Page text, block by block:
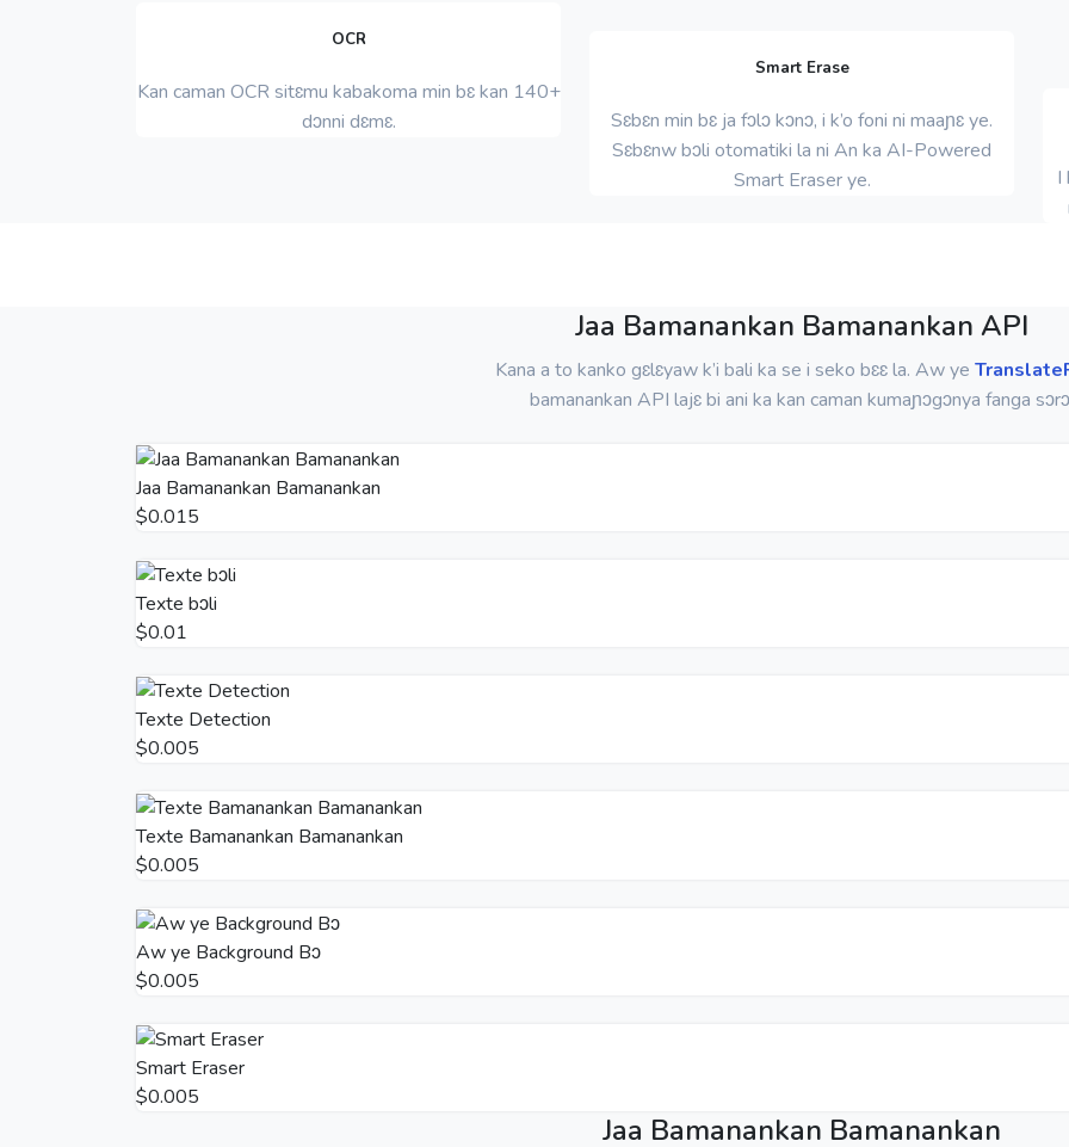
OCR
Kan caman OCR sitɛmu kabakoma min bɛ kan 140+
dɔnni dɛmɛ.
Smart Erase
Sɛbɛn min bɛ ja fɔlɔ kɔnɔ, i k’o foni ni maaɲɛ ye.
Sɛbɛnw bɔli otomatiki la ni An ka AI-Powered
Smart Eraser ye.
I
Jaa Bamanankan Bamanankan API
Kana a to kanko gɛlɛyaw k’i bali ka se i seko bɛɛ la. Aw ye
bamanankan API lajɛ bi ani ka kan caman kumaɲɔgɔnya fanga
Jaa Bamanankan Bamanankan
$0.015
Texte bɔli
$0.01
Texte Detection
$0.005
Texte Bamanankan Bamanankan
$0.005
Aw ye Background Bɔ
$0.005
Smart Eraser
$0.005
Jaa Bamanankan Bamanankan